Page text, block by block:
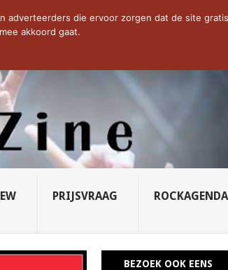
IN 0... CD VAN DE WEEK: SLEEPING...
PRIJSVRAAG ROCKAGENDA
BEZOEK OOK EENS
adverteerders die ervoor zorgen dat de site
akkoord gaat.